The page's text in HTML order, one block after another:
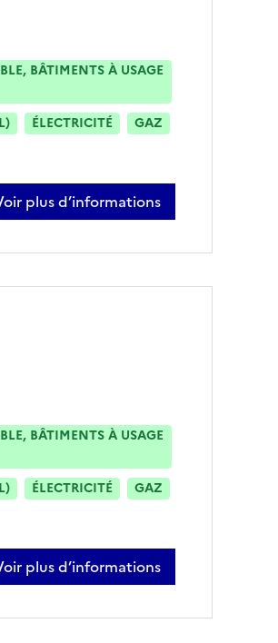
BÂTIMENTS À USAGE
ÉLECTRICITÉ
GAZ
plus d’informations
michaël remy
BÂTIMENTS À USAGE
ÉLECTRICITÉ
GAZ
plus d’informations
ibrahim akarsu